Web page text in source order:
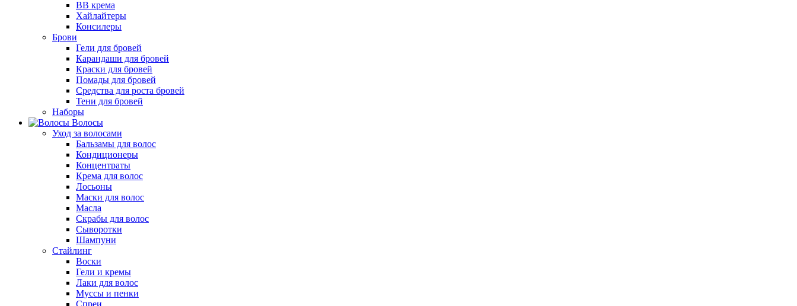
BB крема
Хайлайтеры
Консилеры
Брови
Гели для бровей
Карандаши для бровей
Краски для бровей
Помады для бровей
Средства для роста бровей
Тени для бровей
Наборы
Волосы
Уход за волосами
Бальзамы для волос
Кондиционеры
Концентраты
Крема для волос
Лосьоны
Маски для волос
Масла
Скрабы для волос
Сыворотки
Шампуни
Стайлинг
Воски
Гели и кремы
Лаки для волос
Муссы и пенки
Спреи